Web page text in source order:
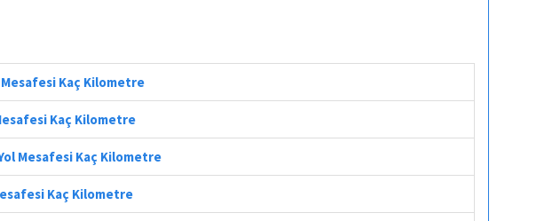
Mesafesi Kaç Kilometre
Kaç Kilometre
Mesafesi Kaç Kilometre
Kaç Kilometre